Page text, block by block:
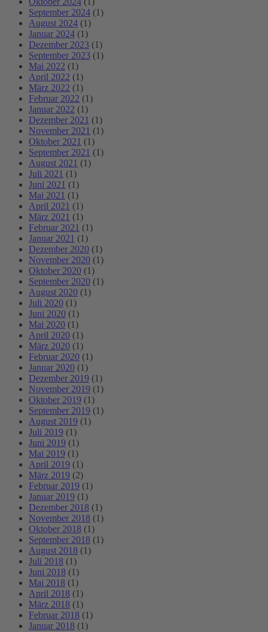
September 2024 (1)
August 2024 (1)
Januar 2024 (1)
Dezember 2023 (1)
September 2023 (1)
Mai 2022 (1)
April 2022 (1)
März 2022 (1)
Februar 2022 (1)
Januar 2022 (1)
Dezember 2021 (1)
November 2021 (1)
Oktober 2021 (1)
September 2021 (1)
August 2021 (1)
Juli 2021 (1)
Juni 2021 (1)
Mai 2021 (1)
April 2021 (1)
März 2021 (1)
Februar 2021 (1)
Januar 2021 (1)
Dezember 2020 (1)
November 2020 (1)
Oktober 2020 (1)
September 2020 (1)
August 2020 (1)
Juli 2020 (1)
Juni 2020 (1)
Mai 2020 (1)
April 2020 (1)
März 2020 (1)
Februar 2020 (1)
Januar 2020 (1)
Dezember 2019 (1)
November 2019 (1)
Oktober 2019 (1)
September 2019 (1)
August 2019 (1)
Juli 2019 (1)
Juni 2019 (1)
Mai 2019 (1)
April 2019 (1)
März 2019 (2)
Februar 2019 (1)
Januar 2019 (1)
Dezember 2018 (1)
November 2018 (1)
Oktober 2018 (1)
September 2018 (1)
August 2018 (1)
Juli 2018 (1)
Juni 2018 (1)
Mai 2018 (1)
April 2018 (1)
März 2018 (1)
Februar 2018 (1)
Januar 2018 (1)